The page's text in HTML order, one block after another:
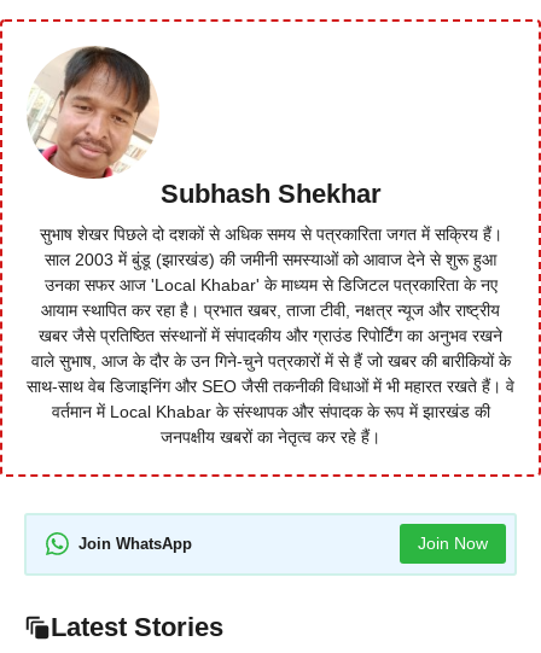
Subhash Shekhar
सुभाष शेखर पिछले दो दशकों से अधिक समय से पत्रकारिता जगत में सक्रिय हैं।
साल 2003 में बुंडू (झारखंड) की जमीनी समस्याओं को आवाज देने से शुरू हुआ
उनका सफर आज 'Local Khabar' के माध्यम से डिजिटल पत्रकारिता के नए
आयाम स्थापित कर रहा है। प्रभात खबर, ताजा टीवी, नक्षत्र न्यूज और राष्ट्रीय
खबर जैसे प्रतिष्ठित संस्थानों में संपादकीय और ग्राउंड रिपोर्टिंग का अनुभव रखने
वाले सुभाष, आज के दौर के उन गिने-चुने पत्रकारों में से हैं जो खबर की बारीकियों के
साथ-साथ वेब डिजाइनिंग और SEO जैसी तकनीकी विधाओं में भी महारत रखते हैं। वे
वर्तमान में Local Khabar के संस्थापक और संपादक के रूप में झारखंड की
जनपक्षीय खबरों का नेतृत्व कर रहे हैं।
Join WhatsApp Join Now
Latest Stories